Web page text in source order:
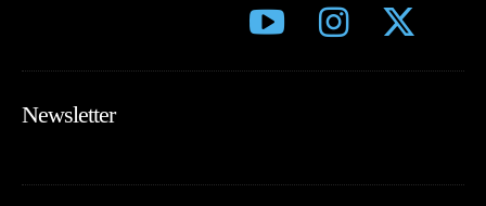
Newsletter